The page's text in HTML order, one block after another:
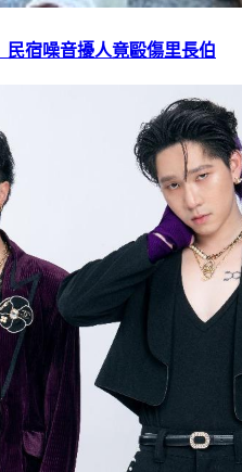
宿噪音擾人竟毆傷里長伯